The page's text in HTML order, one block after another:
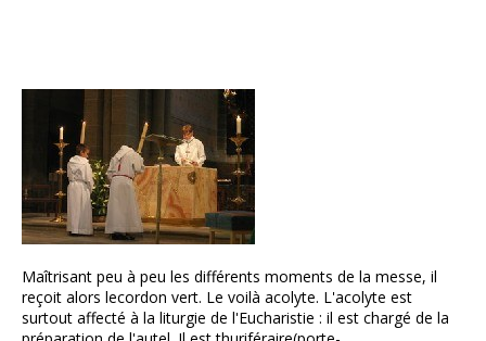
Maîtrisant peu à peu les différents moments de la messe, il
reçoit alors lecordon vert. Le voilà acolyte. L'acolyte est
surtout affecté à la liturgie de l'Eucharistie : il est chargé de la